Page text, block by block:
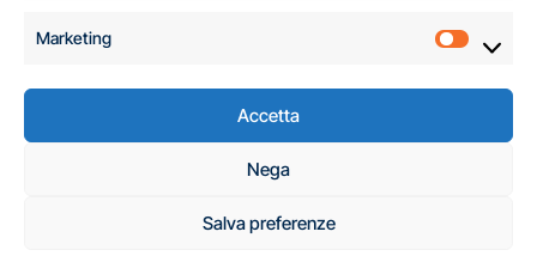
Marketing
Accetta
Nega
Salva preferenze
C.A.S.I. – Centro
Analisi e Studi Italus